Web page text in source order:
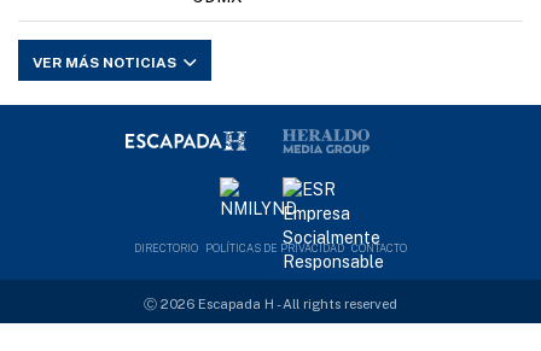
VER MÁS NOTICIAS
DIRECTORIO POLÍTICAS DE PRIVACIDAD CONTACTO
Ⓒ 2026 Escapada H - All rights reserved